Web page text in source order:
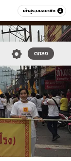
เข้าสู่ระบบสมาชิก
หมวดอื่นๆ
ตกลง